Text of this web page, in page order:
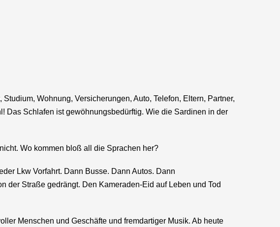
Wohnung, Versicherungen, Auto, Telefon, Eltern, Partner,
Das Schlafen ist gewöhnungsbedürftig. Wie die Sardinen in der
Wo kommen bloß all die Sprachen her?
Lkw Vorfahrt. Dann Busse. Dann Autos. Dann
der Straße gedrängt. Den Kameraden-Eid auf Leben und Tod
Menschen und Geschäfte und fremdartiger Musik. Ab heute